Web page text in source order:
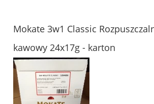
Mokate 3w1 Classic
kawowy 24x17g - karton